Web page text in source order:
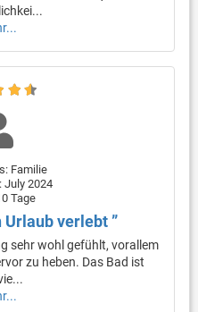
Familie
July 2024
Tage
Urlaub verlebt ”
sehr wohl gefühlt, vorallem
zu heben. Das Bad ist